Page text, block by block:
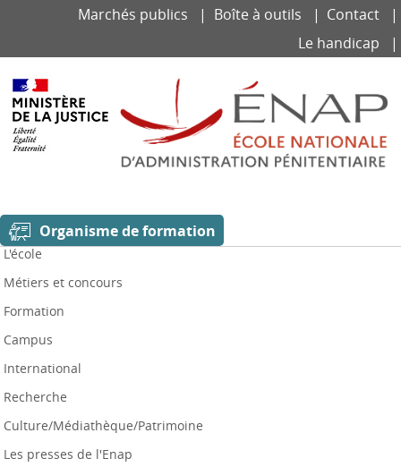
Marchés publics Boîte à outils
Contact
Le handicap
Organisme de formation
L'école
Métiers et concours
Formation
Campus
International
Recherche
Culture/Médiathèque/Patrimoine
Les presses de l'Enap
Panneau de gestion des cookies